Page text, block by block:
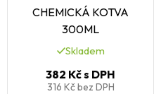
CHEMICKÁ KOTVA
300ML
Skladem
382 Kčs DPH
316 Kčbez DPH